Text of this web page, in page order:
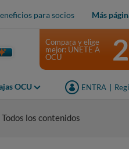
para socios Más
OCU ENTRA
Compara y elige
mejor: ÚNETE A
OCU
Todos los contenidos